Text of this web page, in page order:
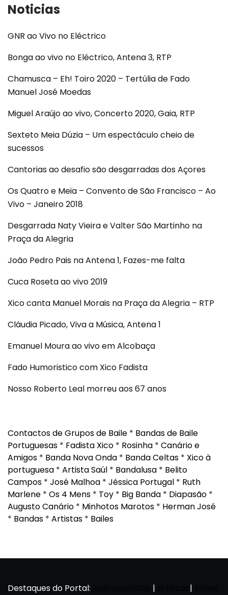
Noticias
GNR ao Vivo no Eléctrico
Bonga ao vivo no Eléctrico, Antena 3, RTP
Chamusca – Eh! Toiro 2020 – Tertúlia de Fado
Manuel José Moedas
Miguel Araújo ao vivo, Concerto 2020, Gaia, RTP
Sexteto Meia Dúzia – Um espectáculo cheio de
sucessos
Cantorias ao desafio são desgarradas dos Açores
Os Quatro e Meia – Convento de São Francisco – Ao
Vivo – Janeiro 2018
Desgarrada Naty Vieira e Valter São Martinho na
Praça da Alegria
João Pedro Pais na Antena 1, Fazes-me falta
Cuca Roseta ao vivo 2019
Xico canta Manuel Morais na Praça da Alegria – RTP
Cláudia Picado, Viva a Música, Antena 1
Emanuel Moura ao vivo em Alcobaça
Fado Humoristico com Xico Fadista
Nosso Roberto Leal morreu aos 67 anos
Contactos de Grupos de Baile * Bandas de Baile
Portuguesas * Fadista Xico * Rosinha * Canário e
Amigos * Banda Nova Onda * Banda Celtas * Xico à
portuguesa * Artista Saúl * Bandalusa * Belito
Campos * José Malhoa * Jéssica Portugal * Ruth
Marlene * Os 4 Mens * Toy * Big Banda * Diapasão *
Augusto Canário * Minhotos Marotos * Herman José
* Bandas * Artistas * Bailes
Destaques do Portal: | |